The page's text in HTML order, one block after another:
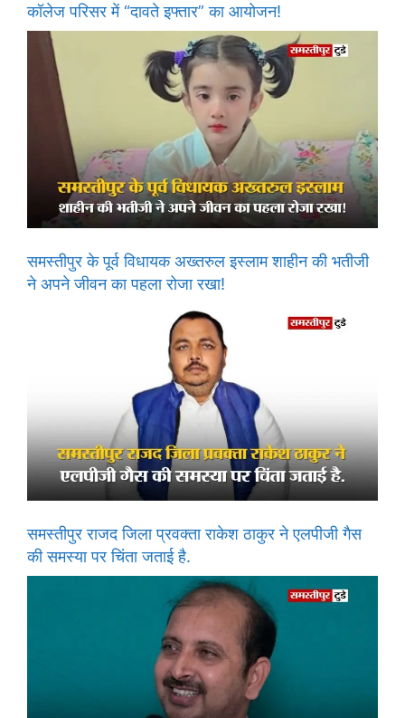
कॉलेज परिसर में “दावते इफ्तार” का आयोजन!
समस्तीपुर के पूर्व विधायक अख्तरुल इस्लाम शाहीन की भतीजी
ने अपने जीवन का पहला रोजा रखा!
समस्तीपुर राजद जिला प्रवक्ता राकेश ठाकुर ने एलपीजी गैस
की समस्या पर चिंता जताई है.